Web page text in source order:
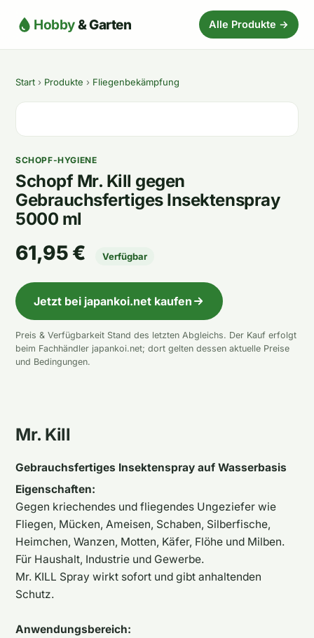
Hobby& Garten Alle Produkte →
Start › Produkte › Fliegenbekämpfung
SCHOPF-HYGIENE
Schopf Mr. Kill gegen
Gebrauchsfertiges Insektenspray
5000 ml
61,95 € Verfügbar
Jetzt bei japankoi.net kaufen
Preis & Verfügbarkeit Stand des letzten Abgleichs. Der Kauf erfolgt
beim Fachhändler japankoi.net; dort gelten dessen aktuelle Preise
und Bedingungen.
Mr. Kill
Gebrauchsfertiges Insektenspray auf Wasserbasis
Eigenschaften:
Gegen kriechendes und fliegendes Ungeziefer wie
Fliegen, Mücken, Ameisen, Schaben, Silberfische,
Heimchen, Wanzen, Motten, Käfer, Flöhe und Milben.
Für Haushalt, Industrie und Gewerbe.
Mr. KILL Spray wirkt sofort und gibt anhaltenden
Schutz.
Anwendungsbereich: